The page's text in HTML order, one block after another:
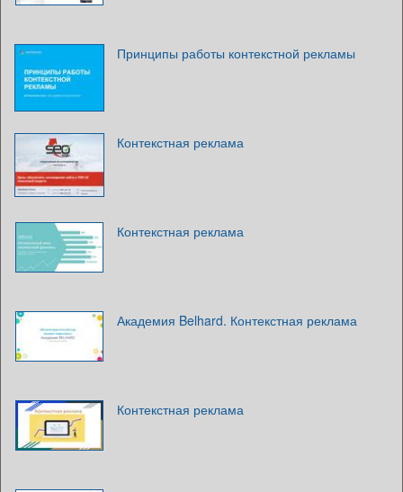
Принципы работы контекстной рекламы
Контекстная реклама
Контекстная реклама
Академия Belhard. Контекстная реклама
Контекстная реклама